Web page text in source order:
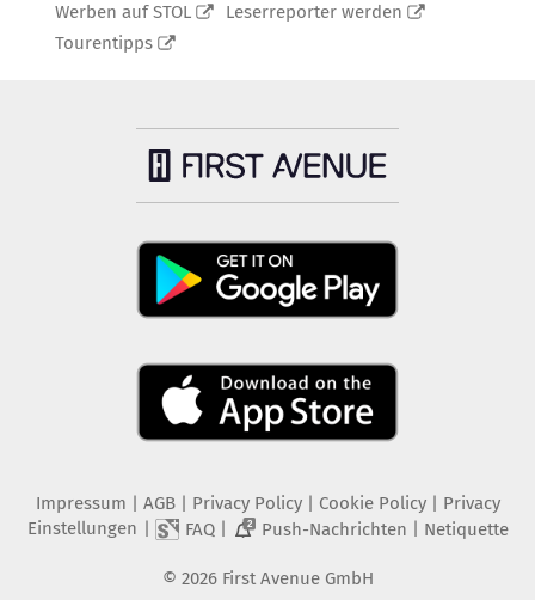
Werben auf STOL
Leserreporter werden
Tourentipps
Impressum | AGB | Privacy Policy| Cookie Policy| Privacy
Einstellungen | FAQ| 2 Push-Nachrichten | Netiquette
© 2026 First Avenue GmbH